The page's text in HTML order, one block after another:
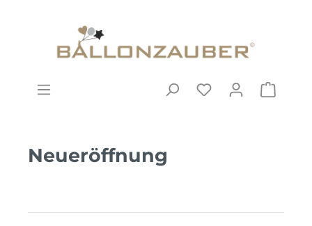
Neueröffnung